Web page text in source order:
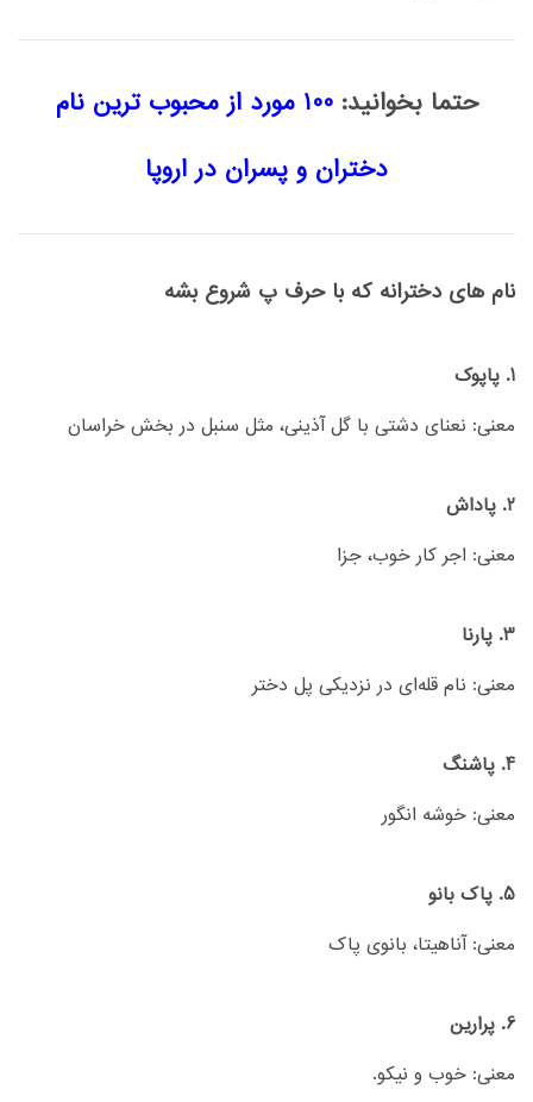
حتما بخوانید:
100 مورد از محبوب ترین نام
دختران و پسران در اروپا
نام های دخترانه که با حرف پ شروع بشه
1. پاپوک
معنی: نعنای دشتی با گل آذینی، مثل سنبل در بخش خراسان
2. پاداش
معنی: اجر کار خوب، جزا
3. پارنا
معنی: نام قله‌ای در نزدیکی پل دختر
4. پاشنگ
معنی: خوشه‌ انگور
5. پاک بانو
معنی: آناهیتا، بانوی پاک
6. پرارین
معنی: خوب و نیکو.